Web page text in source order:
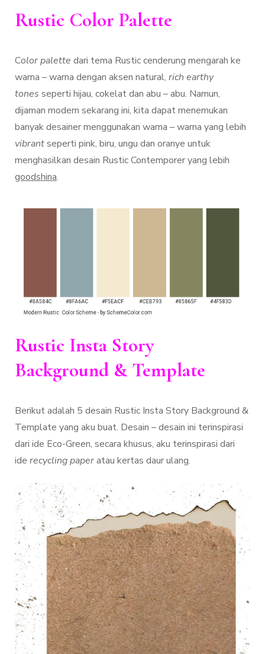
Rustic Color Palette
Color palette dari tema Rustic cenderung mengarah ke
warna – warna dengan aksen natural, rich earthy
tones seperti hijau, cokelat dan abu – abu. Namun,
dijaman modern sekarang ini, kita dapat menemukan
banyak desainer menggunakan warna – warna yang lebih
vibrantseperti pink, biru, ungu dan oranye untuk
menghasilkan desain Rustic Contemporer yang lebih
goodshina.
Rustic Insta Story
Background & Template
Berikut adalah 5 desain Rustic Insta Story Background &
Template yang aku buat. Desain – desain ini terinspirasi
dari ide Eco-Green, secara khusus, aku terinspirasi dari
ide recycling paperatau kertas daur ulang.